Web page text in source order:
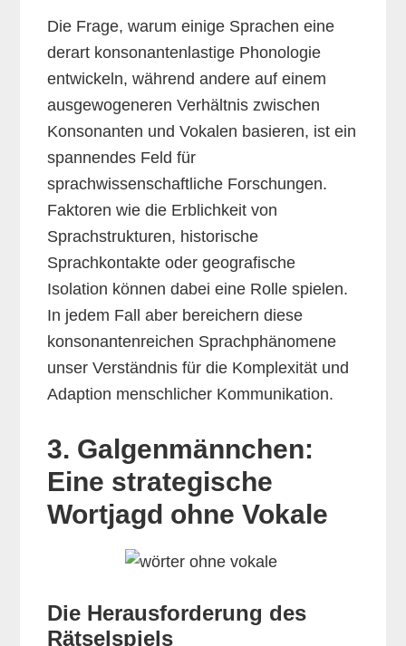
Die Frage, warum einige Sprachen eine
derart konsonantenlastige Phonologie
entwickeln, während andere auf einem
ausgewogeneren Verhältnis zwischen
Konsonanten und Vokalen basieren, ist ein
spannendes Feld für
sprachwissenschaftliche Forschungen.
Faktoren wie die Erblichkeit von
Sprachstrukturen, historische
Sprachkontakte oder geografische
Isolation können dabei eine Rolle spielen.
In jedem Fall aber bereichern diese
konsonantenreichen Sprachphänomene
unser Verständnis für die Komplexität und
Adaption menschlicher Kommunikation.
3. Galgenmännchen:
Eine strategische
Wortjagd ohne Vokale
Die Herausforderung des
Rätselspiels